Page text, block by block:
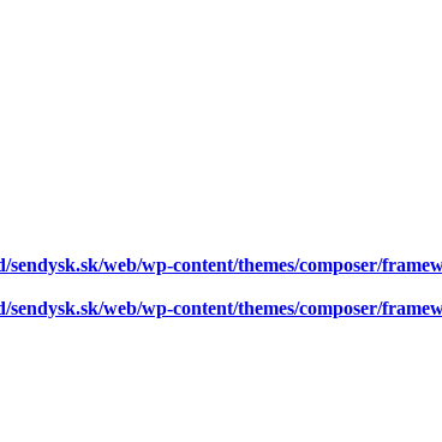
sendysk.sk/web/wp-content/themes/composer/
sendysk.sk/web/wp-content/themes/composer/